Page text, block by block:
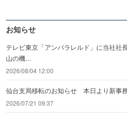
お知らせ
テレビ東京「アンパラレルド」に当社
山の機...
2026/08/04 12:00
仙台支局移転のお知らせ 本日より新事
2026/07/21 09:37